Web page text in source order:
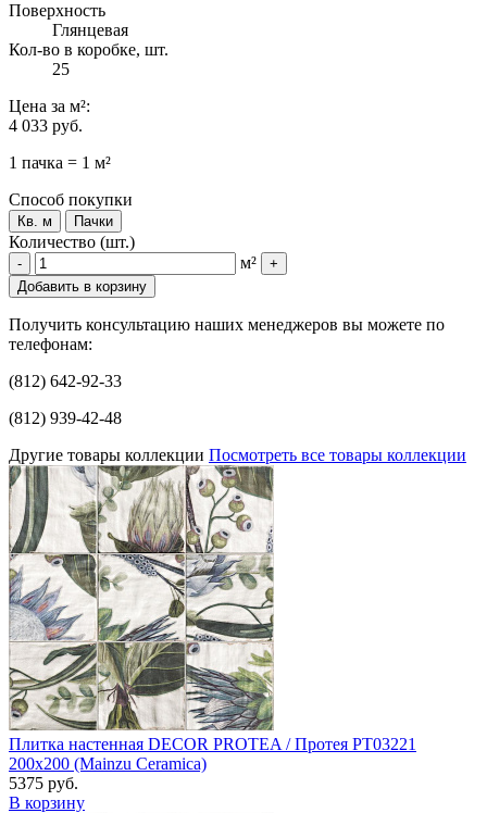
Поверхность
Глянцевая
Кол-во в коробке, шт.
25
Цена за м²:
4 033 руб.
1 пачка = 1 м²
Способ покупки
Кв. м Пачки
Количество (шт.)
- м²
+
Добавить в корзину
Получить консультацию наших менеджеров вы можете по
телефонам:
(812) 642-92-33
(812) 939-42-48
Другие товары коллекции Посмотреть все товары коллекции
Плитка настенная DECOR PROTEA / Протея PT03221
200x200 (Mainzu Ceramica)
5375 руб.
В корзину